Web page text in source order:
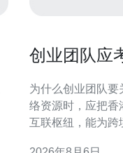
创业团队应
为什么创业团队要关注香港
络资源时，应把香
互联枢纽，能为跨